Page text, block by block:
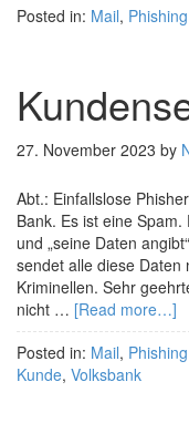
Posted in: Mail, Phishing
27. November 2023 by
Abt.: Einfallslose
Bank. Es ist eine
und „seine Daten
sendet alle diese Daten
Kriminellen. Sehr
nicht … [Read more…]
Posted in: Mail, Phishing
Kunde, Volksbank